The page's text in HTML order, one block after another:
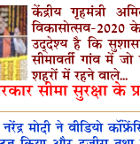
केंद्रीय गृहमंत्री
विकासोत्सव-2020
उद्देश्य है कि
सीमावर्ती गांव में
शहरों में रहने वाले...
सीमा सुरक्षा के
नरेंद्र मोदी ने वीडियो